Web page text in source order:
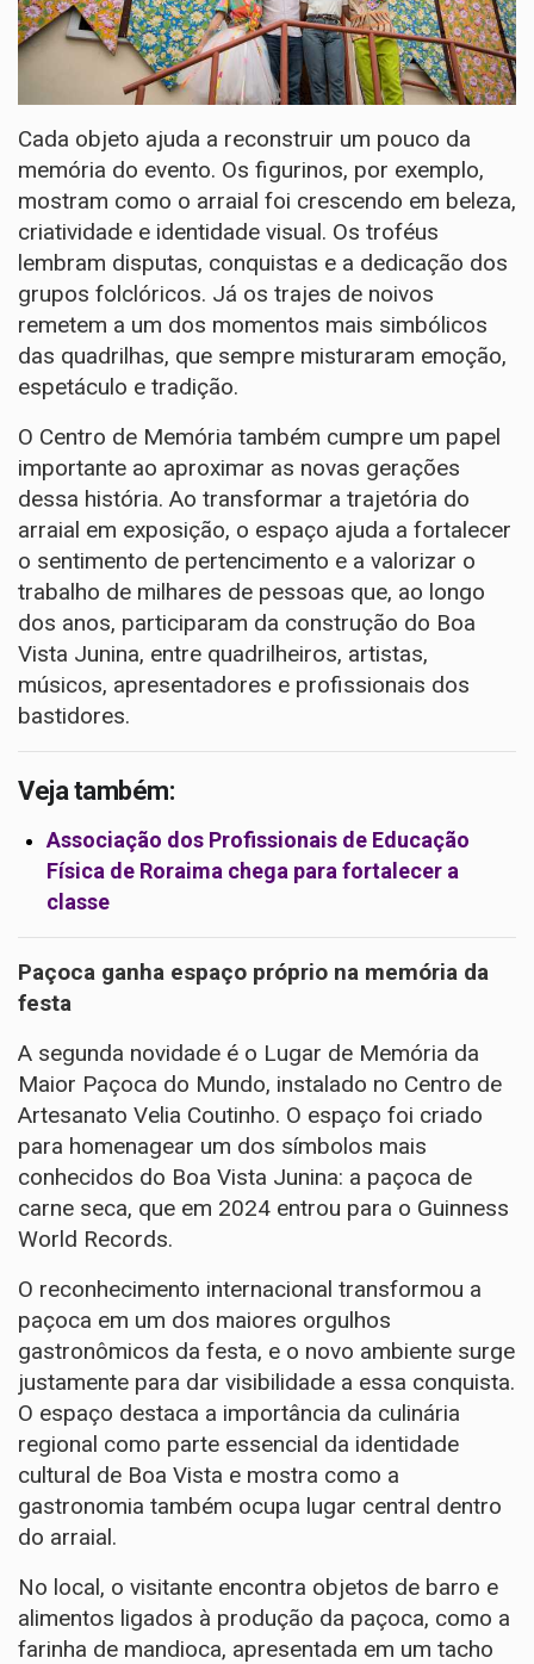
Cada objeto ajuda a reconstruir um pouco da
memória do evento. Os figurinos, por exemplo,
mostram como o arraial foi crescendo em beleza,
criatividade e identidade visual. Os troféus
lembram disputas, conquistas e a dedicação dos
grupos folclóricos. Já os trajes de noivos
remetem a um dos momentos mais simbólicos
das quadrilhas, que sempre misturaram emoção,
espetáculo e tradição.
O Centro de Memória também cumpre um papel
importante ao aproximar as novas gerações
dessa história. Ao transformar a trajetória do
arraial em exposição, o espaço ajuda a fortalecer
o sentimento de pertencimento e a valorizar o
trabalho de milhares de pessoas que, ao longo
dos anos, participaram da construção do Boa
Vista Junina, entre quadrilheiros, artistas,
músicos, apresentadores e profissionais dos
bastidores.
Veja também:
Associação dos Profissionais de Educação
Física de Roraima chega para fortalecer a
classe
Paçoca ganha espaço próprio na memória da
festa
A segunda novidade é o Lugar de Memória da
Maior Paçoca do Mundo, instalado no Centro de
Artesanato Velia Coutinho. O espaço foi criado
para homenagear um dos símbolos mais
conhecidos do Boa Vista Junina: a paçoca de
carne seca, que em 2024 entrou para o Guinness
World Records.
O reconhecimento internacional transformou a
paçoca em um dos maiores orgulhos
gastronômicos da festa, e o novo ambiente surge
justamente para dar visibilidade a essa conquista.
O espaço destaca a importância da culinária
regional como parte essencial da identidade
cultural de Boa Vista e mostra como a
gastronomia também ocupa lugar central dentro
do arraial.
No local, o visitante encontra objetos de barro e
alimentos ligados à produção da paçoca, como a
farinha de mandioca, apresentada em um tacho